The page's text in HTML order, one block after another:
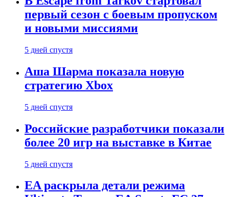
первый сезон с боевым пропуском
и новыми миссиями
5 дней спустя
Аша Шарма показала новую
стратегию Xbox
5 дней спустя
Российские разработчики показали
более 20 игр на выставке в Китае
5 дней спустя
EA раскрыла детали режима